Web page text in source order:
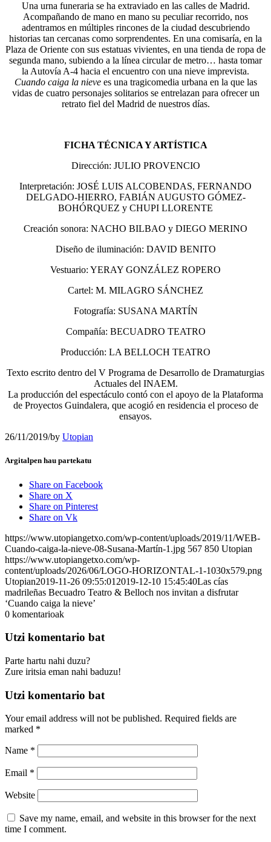
Una urna funeraria se ha extraviado en las calles de Madrid.
Acompañando de mano en mano su peculiar recorrido, nos
adentramos en múltiples rincones de la ciudad descubriendo
historias tan cercanas como sorprendentes. En una comisaría, en la
Plaza de Oriente con sus estatuas vivientes, en una tienda de ropa de
segunda mano, subiendo a la línea circular de metro… hasta tomar
la Autovía A-4 hacia el encuentro con una nieve imprevista.
Cuando caiga la nieve es una tragicomedia urbana en la que las
vidas de cuatro personajes solitarios se entrelazan para ofrecer un
retrato fiel del Madrid de nuestros días.
FICHA TÉCNICA Y ARTÍSTICA
Dirección: JULIO PROVENCIO
Interpretación: JOSÉ LUIS ALCOBENDAS, FERNANDO
DELGADO-HIERRO, FABIÁN AUGUSTO GÓMEZ-
BOHÓRQUEZ y CHUPI LLORENTE
Creación sonora: NACHO BILBAO y DIEGO MERINO
Diseño de iluminación: DAVID BENITO
Vestuario: YERAY GONZÁLEZ ROPERO
Cartel: M. MILAGRO SÁNCHEZ
Fotografía: SUSANA MARTÍN
Compañía: BECUADRO TEATRO
Producción: LA BELLOCH TEATRO
Texto escrito dentro del V Programa de Desarrollo de Dramaturgias
Actuales del INAEM.
La producción del espectáculo contó con el apoyo de la Plataforma
de Proyectos Guindalera, que acogió en residencia el proceso de
ensayos.
26/11/2019/by Utopian
Argitalpen hau partekatu
Share on Facebook
Share on X
Share on Pinterest
Share on Vk
https://www.utopiangetxo.com/wp-content/uploads/2019/11/WEB-
Cuando-caiga-la-nieve-08-Susana-Martín-1.jpg 567 850 Utopian
https://www.utopiangetxo.com/wp-
content/uploads/2026/06/LOGO-HORIZONTAL-1-1030x579.png
Utopian2019-11-26 09:55:01 2019-12-10 15:45:40Las cías
madrileñas Becuadro Teatro & Belloch nos invitan a disfrutar
‘Cuando caiga la nieve’
0 komentarioak
Utzi komentario bat
Parte hartu nahi duzu?
Zure iritsia eman nahi baduzu!
Utzi komentario bat
Your email address will not be published. Required fields are
marked *
Name *
Email *
Website
Save my name, email, and website in this browser for the next
time I comment.